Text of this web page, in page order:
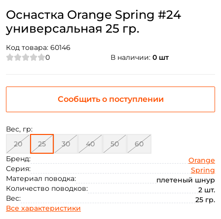
Оснастка Orange Spring #24
универсальная 25 гр.
Код товара: 60146
0
В наличии: 0 шт
Вес, гр:
20
25 30 40 50
60
Бренд:
Orange
Серия:
Spring
Материал поводка:
плетеный шнур
Количество поводков:
2 шт.
Вес:
25 гр.
Все характеристики
Сообщить о поступлении